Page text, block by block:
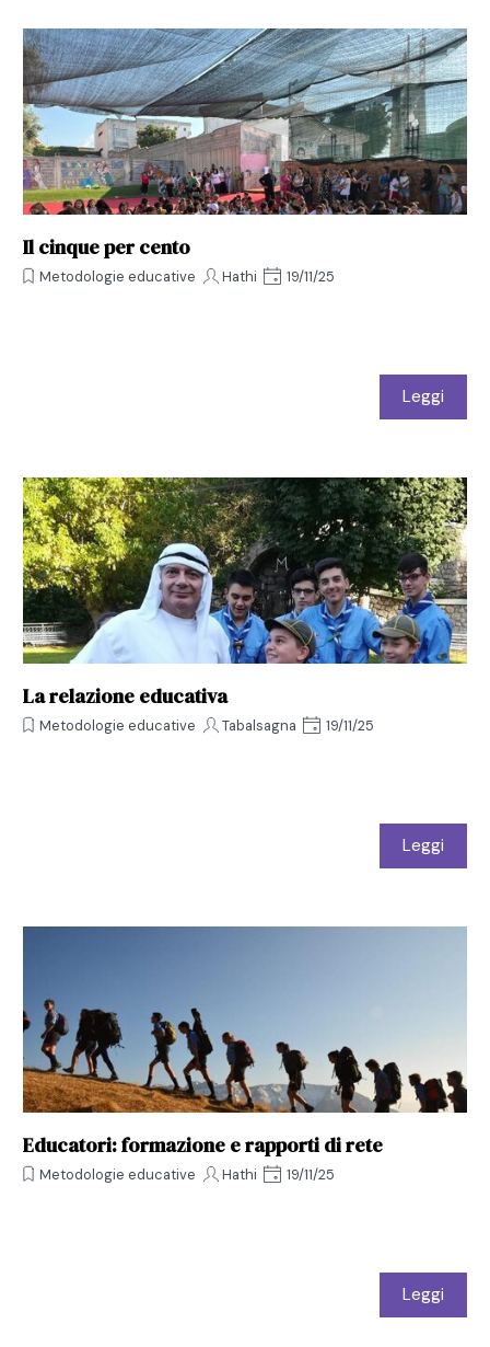
Il cinque per cento
Metodologie educative Hathi 19/11/25
Leggi
La relazione educativa
Metodologie educative Tabalsagna 19/11/25
Leggi
Educatori: formazione e rapporti di rete
Metodologie educative Hathi 19/11/25
Leggi